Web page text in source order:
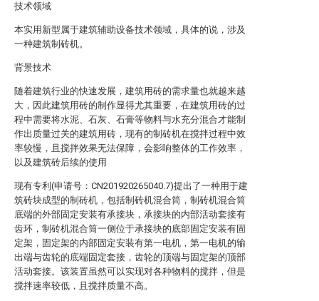
技术领域
本实用新型属于建筑辅助设备技术领域，具体的说，涉及
一种建筑制砖机。
背景技术
随着建筑行业的快速发展，建筑用砖的需求量也就越来越
大，因此建筑用砖的制作显得尤其重要，在建筑用砖的过
程中需要将水泥、石灰、石膏等物料与水充分混合才能制
作出质量过关的建筑用砖，现有的制砖机在搅拌过程中效
率较慢，且搅拌效果无法保障，会影响整体的工作效率，
以及建筑砖后续的使用
现有专利(申请号：CN201920265040.7)提出了一种用于建
筑砖块成型的制砖机，包括制砖机混合筒，制砖机混合筒
底端的外部固定安装有承接块，承接块的内部活动套接有
齿环，制砖机混合筒一侧位于承接块的底部固定安装有固
定架，固定架的内部固定安装有第一电机，第一电机的输
出端与齿轮的底端固定套接，齿轮的顶端与固定架的顶部
活动套接。该装置虽然可以实现对各种物料的搅拌，但是
搅拌速率较低，且搅拌质量不高。